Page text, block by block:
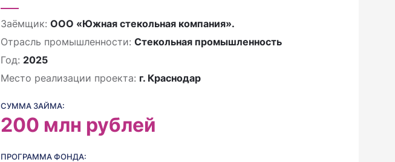
Заёмщик: ООО «Южная стекольная компания».
Отрасль промышленности: Стекольная промышленность
Год: 2025
Место реализации проекта: г. Краснодар
СУММА ЗАЙМА:
200 млн рублей
ПРОГРАММА ФОНДА: